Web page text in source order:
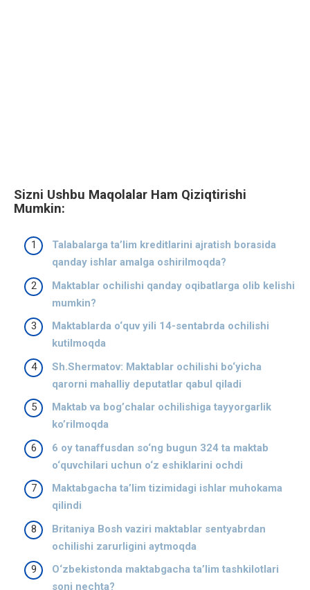
Sizni Ushbu Maqolalar Ham Qiziqtirishi
Mumkin:
Talabalarga taʼlim kreditlarini ajratish borasida
qanday ishlar amalga oshirilmoqda?
Maktablar ochilishi qanday oqibatlarga olib kelishi
mumkin?
Maktablarda o‘quv yili 14-sentabrda ochilishi
kutilmoqda
Sh.Shermatov: Maktablar ochilishi bo‘yicha
qarorni mahalliy deputatlar qabul qiladi
Maktab va bogʼchalar ochilishiga tayyorgarlik
koʼrilmoqda
6 oy tanaffusdan so‘ng bugun 324 ta maktab
o‘quvchilari uchun o‘z eshiklarini ochdi
Maktabgacha ta’lim tizimidagi ishlar muhokama
qilindi
Britaniya Bosh vaziri maktablar sentyabrdan
ochilishi zarurligini aytmoqda
O‘zbekistonda maktabgacha ta’lim tashkilotlari
soni nechta?